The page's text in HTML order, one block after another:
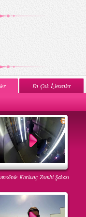
En Çok İzlenenler
Korkunç Zombi Şakası